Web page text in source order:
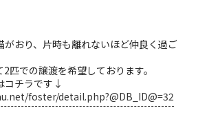
おり、片時も離れないほど仲良く過ご
匹での譲渡を希望しております。
コチラです↓
foster/detail.php?@DB_ID@=32